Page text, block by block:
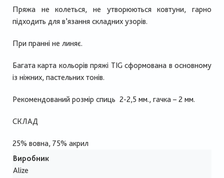
Пряжа не колеться, не утворюються ковтуни, гарно
підходить для в’язання складних узорів.
При пранні не линяє.
Багата карта кольорів пряжі TIG сформована в основному
із ніжних, пастельних тонів.
Рекомендований розмір спиць 2-2,5 мм., гачка – 2 мм.
СКЛАД
25% вовна, 75% акрил
Виробник
Alize